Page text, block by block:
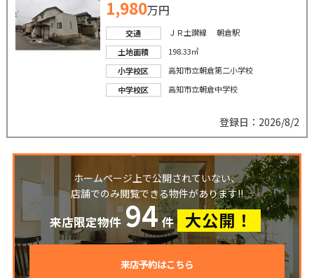
1,980万円
交通
ＪＲ土讃線 朝倉駅
土地面積
198.33㎡
小学校区
高知市立朝倉第二小学校
中学校区
高知市立朝倉中学校
登録日：2026/8/2
ホームページ上で公開されていない、
店舗でのみ閲覧できる物件があります!!
来店限定物件 94 件 大公開！
来店予約はこちら